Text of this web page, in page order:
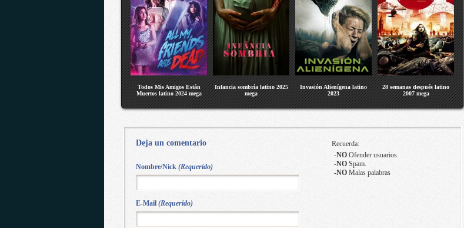
Todos Mis Amigos Están
Muertos latino 2024 mega
Infancia sombría latino 2025
mega
Invasión Alienígena latino
2023
28 semanas después latino
2007 mega
Deja un comentario
Recuerda:
-NOOfender usuarios.
-NOSpam.
-NOMalas palabras
Nombre/Nick (Requerido)
E-Mail (Requerido)